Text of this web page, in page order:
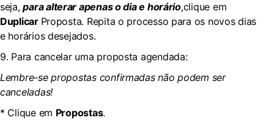
seja,para alterar apenas o dia e horário,clique em
Duplicar Proposta. Repita o processo para os novos dias
e horários desejados.
9. Para cancelar uma proposta agendada:
Lembre-se propostas confirmadas não podem ser
canceladas!
* Clique em Propostas.